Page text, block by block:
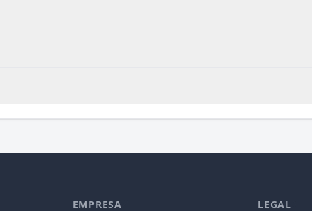
EMPRESA LEGAL